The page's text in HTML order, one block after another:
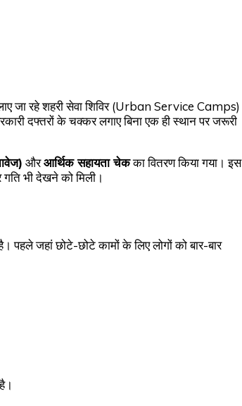
जा रहे शहरी सेवा शिविर (Urban Service Camps)
दफ्तरों के चक्कर लगाए बिना एक ही स्थान पर जरूरी
औरआर्थिक सहायता चेकका वितरण किया गया। इस
गति भी देखने को मिली।
पहले जहां छोटे-छोटे कामों के लिए लोगों को बार-बार